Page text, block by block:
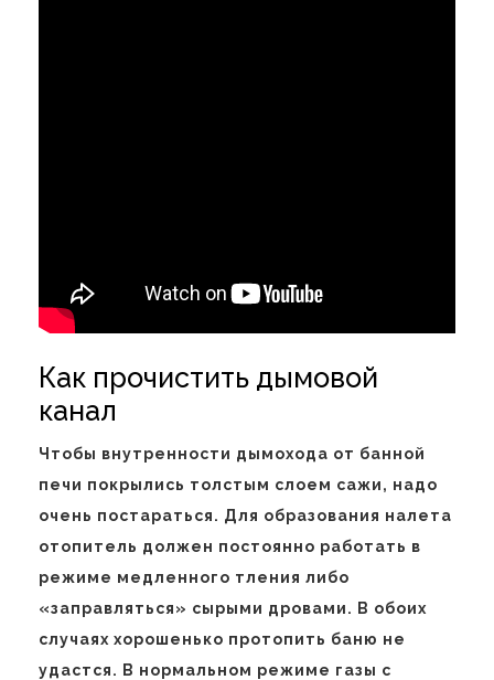
Как прочистить дымовой
канал
Чтобы внутренности дымохода от банной
печи покрылись толстым слоем сажи, надо
очень постараться. Для образования налета
отопитель должен постоянно работать в
режиме медленного тления либо
«заправляться» сырыми дровами. В обоих
случаях хорошенько протопить баню не
удастся. В нормальном режиме газы с